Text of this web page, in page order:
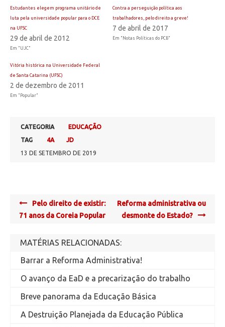
Estudantes elegem programa unitário de
luta pela universidade popular para o DCE
na UFSC
29 de abril de 2012
Em "UJC"
Contra a perseguição política aos
trabalhadores, pelo direito a greve!
7 de abril de 2017
Em "Notas Políticas do PCB"
Vitória histórica na Universidade Federal
de Santa Catarina (UFSC)
2 de dezembro de 2011
Em "Popular"
CATEGORIA
EDUCAÇÃO
TAG
4A
JD
13 DE SETEMBRO DE 2019
Post
navigation
Pelo direito de existir:
71 anos da Coreia Popular
Reforma administrativa ou
desmonte do Estado?
MATÉRIAS RELACIONADAS:
Barrar a Reforma Administrativa!
O avanço da EaD e a precarização do trabalho
Breve panorama da Educação Básica
A Destruição Planejada da Educação Pública